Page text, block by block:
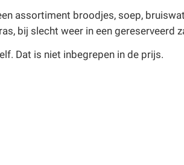
assortiment broodjes, soep,
bij slecht weer in een gereserveerd
Dat is niet inbegrepen in de prijs.